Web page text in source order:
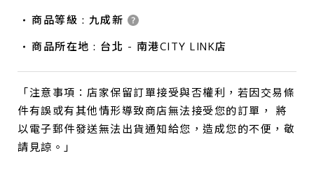
商品等級 : 九成新
商品所在地 : 台北 - 南港CITY LINK店
「注意事項：店家保留訂單接受與否權利，若因交易條
件有誤或有其他情形導致商店無法接受您的訂單， 將
以電子郵件發送無法出貨通知給您，造成您的不便，敬
請見諒。」